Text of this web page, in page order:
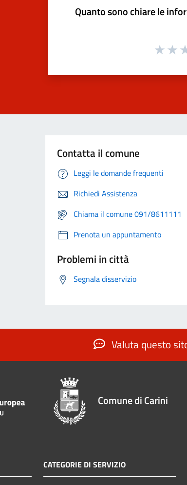
Quanto sono chiare le
Contatta il comune
Leggi le domande frequenti
Richiedi Assistenza
Chiama il comune 091/8611111
Prenota un appuntamento
Problemi in città
Segnala disservizio
Valuta questo
Comune di Carini
CATEGORIE DI SERVIZIO